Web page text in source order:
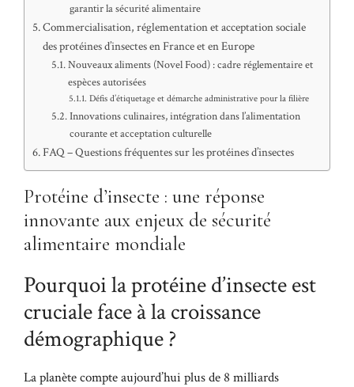
garantir la sécurité alimentaire
Commercialisation, réglementation et acceptation sociale
des protéines d’insectes en France et en Europe
Nouveaux aliments (Novel Food) : cadre réglementaire et
espèces autorisées
Défis d’étiquetage et démarche administrative pour la filière
Innovations culinaires, intégration dans l’alimentation
courante et acceptation culturelle
FAQ – Questions fréquentes sur les protéines d’insectes
Protéine d’insecte : une réponse
innovante aux enjeux de sécurité
alimentaire mondiale
Pourquoi la protéine d’insecte est
cruciale face à la croissance
démographique ?
La planète compte aujourd’hui plus de 8 milliards